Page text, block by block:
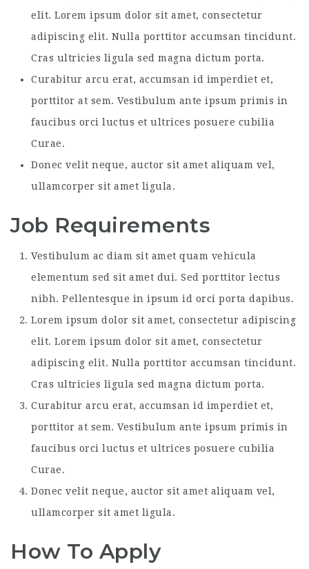
elit. Lorem ipsum dolor sit amet, consectetur
adipiscing elit. Nulla porttitor accumsan tincidunt.
Cras ultricies ligula sed magna dictum porta.
Curabitur arcu erat, accumsan id imperdiet et,
porttitor at sem. Vestibulum ante ipsum primis in
faucibus orci luctus et ultrices posuere cubilia
Curae.
Donec velit neque, auctor sit amet aliquam vel,
ullamcorper sit amet ligula.
Job Requirements
Vestibulum ac diam sit amet quam vehicula
elementum sed sit amet dui. Sed porttitor lectus
nibh. Pellentesque in ipsum id orci porta dapibus.
Lorem ipsum dolor sit amet, consectetur adipiscing
elit. Lorem ipsum dolor sit amet, consectetur
adipiscing elit. Nulla porttitor accumsan tincidunt.
Cras ultricies ligula sed magna dictum porta.
Curabitur arcu erat, accumsan id imperdiet et,
porttitor at sem. Vestibulum ante ipsum primis in
faucibus orci luctus et ultrices posuere cubilia
Curae.
Donec velit neque, auctor sit amet aliquam vel,
ullamcorper sit amet ligula.
How To Apply